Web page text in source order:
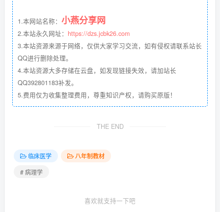
1.本网站名称： 小燕分享网
2.本站永久网址： https://dzs.jcbk26.com
3.本站资源来源于网络，仅供大家学习交流，如有侵权请联系站长
QQ进行删除处理。
4.本站资源大多存储在云盘，如发现链接失效，请加站长
QQ392801183补发。
5.费用仅为收集整理费用，尊重知识产权，请购买原版！
THE END
临床医学
八年制教材
# 病理学
喜欢就支持一下吧